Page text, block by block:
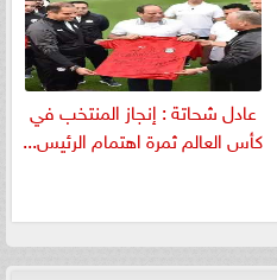
عادل شحاتة : إنجاز المنتخب في
كأس العالم ثمرة اهتمام الرئيس...